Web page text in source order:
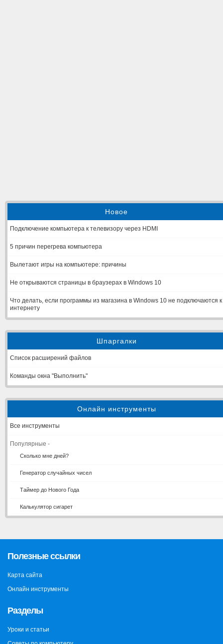
Новое
Подключение компьютера к телевизору через HDMI
5 причин перегрева компьютера
Вылетают игры на компьютере: причины
Не открываются страницы в браузерах в Windows 10
Что делать, если программы из магазина в Windows 10 не подключаются к
интернету
Шпаргалки
Список расширений файлов
Команды окна "Выполнить"
Онлайн инструменты
Все инструменты
Популярные -
Сколько мне дней?
Генератор случайных чисел
Таймер до Нового Года
Калькулятор сигарет
Полезные ссылки
Карта сайта
Онлайн инструменты
Разделы
Уроки и статьи